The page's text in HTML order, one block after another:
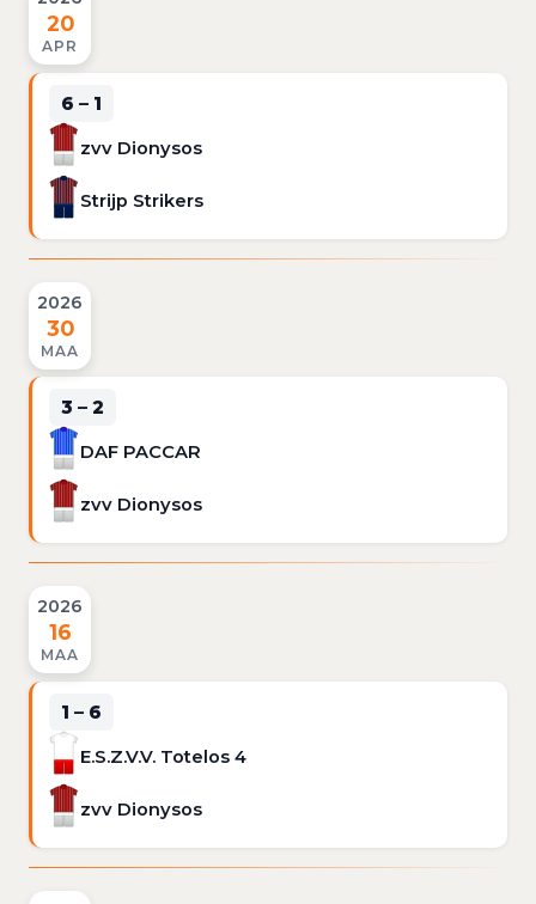
20
APR
6 – 1
zvv Dionysos
Strijp Strikers
2026
30
MAA
3 – 2
DAF PACCAR
zvv Dionysos
2026
16
MAA
1 – 6
E.S.Z.V.V. Totelos 4
zvv Dionysos